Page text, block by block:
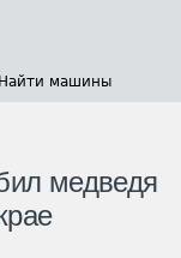
Найти машины
медведя